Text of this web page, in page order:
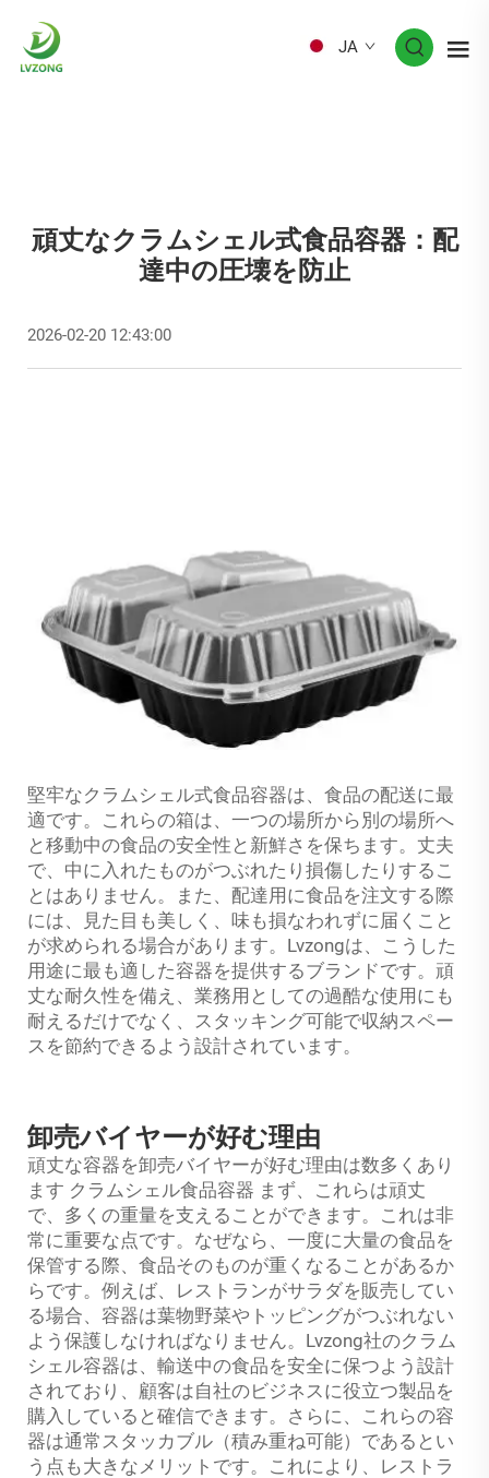
JA
頑丈なクラムシェル式食品容器：配
達中の圧壊を防止
2026-02-20 12:43:00
堅牢なクラムシェル式食品容器は、食品の配送に最
適です。これらの箱は、一つの場所から別の場所へ
と移動中の食品の安全性と新鮮さを保ちます。丈夫
で、中に入れたものがつぶれたり損傷したりするこ
とはありません。また、配達用に食品を注文する際
には、見た目も美しく、味も損なわれずに届くこと
が求められる場合があります。Lvzongは、こうした
用途に最も適した容器を提供するブランドです。頑
丈な耐久性を備え、業務用としての過酷な使用にも
耐えるだけでなく、スタッキング可能で収納スペー
スを節約できるよう設計されています。
卸売バイヤーが好む理由
頑丈な容器を卸売バイヤーが好む理由は数多くあり
ます クラムシェル食品容器 まず、これらは頑丈
で、多くの重量を支えることができます。これは非
常に重要な点です。なぜなら、一度に大量の食品を
保管する際、食品そのものが重くなることがあるか
らです。例えば、レストランがサラダを販売してい
る場合、容器は葉物野菜やトッピングがつぶれない
よう保護しなければなりません。Lvzong社のクラム
シェル容器は、輸送中の食品を安全に保つよう設計
されており、顧客は自社のビジネスに役立つ製品を
購入していると確信できます。さらに、これらの容
器は通常スタッカブル（積み重ね可能）であるとい
う点も大きなメリットです。これにより、レストラ